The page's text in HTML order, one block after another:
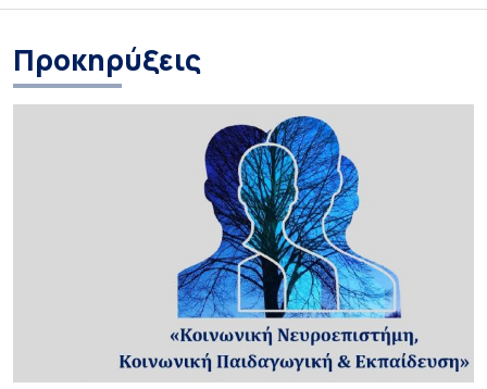
Προκηρύξεις